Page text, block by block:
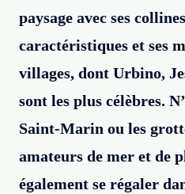
paysage avec ses
caractéristiques et ses
villages, dont Urbino,
sont les plus célèbres.
Saint-Marin ou les
amateurs de mer et de
également se régaler